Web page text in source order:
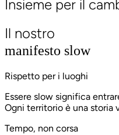
Insieme per il
Il nostro
manifesto slow
Rispetto per i luoghi
Essere slow significa
Ogni territorio è una
Tempo, non corsa